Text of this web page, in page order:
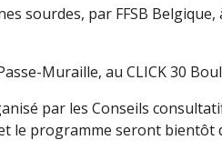
sourdes, par FFSB Belgique,
Muraille, au CLICK 30
par les Conseils
le programme seront bientôt